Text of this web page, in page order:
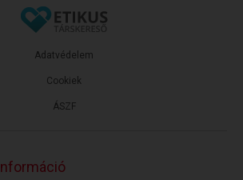
ÁSZF
Adatvédelem
Cookiek